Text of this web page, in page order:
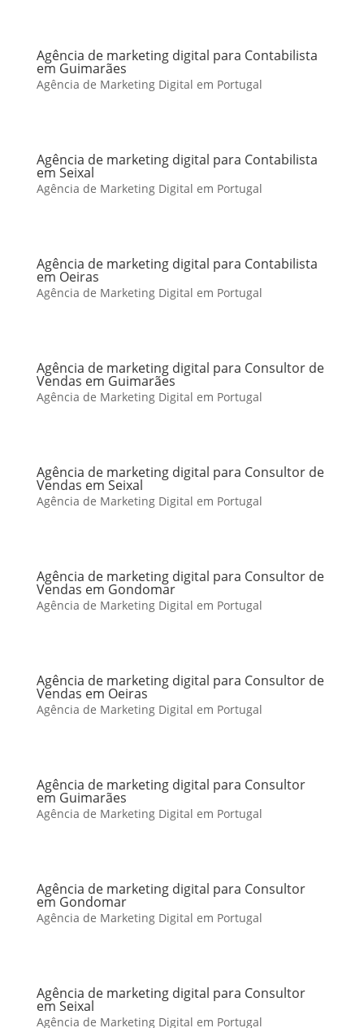
Agência de marketing digital para Contabilista
em Guimarães
Agência de Marketing Digital em Portugal
Agência de marketing digital para Contabilista
em Seixal
Agência de Marketing Digital em Portugal
Agência de marketing digital para Contabilista
em Oeiras
Agência de Marketing Digital em Portugal
Agência de marketing digital para Consultor de
Vendas em Guimarães
Agência de Marketing Digital em Portugal
Agência de marketing digital para Consultor de
Vendas em Seixal
Agência de Marketing Digital em Portugal
Agência de marketing digital para Consultor de
Vendas em Gondomar
Agência de Marketing Digital em Portugal
Agência de marketing digital para Consultor de
Vendas em Oeiras
Agência de Marketing Digital em Portugal
Agência de marketing digital para Consultor
em Guimarães
Agência de Marketing Digital em Portugal
Agência de marketing digital para Consultor
em Gondomar
Agência de Marketing Digital em Portugal
Agência de marketing digital para Consultor
em Seixal
Agência de Marketing Digital em Portugal